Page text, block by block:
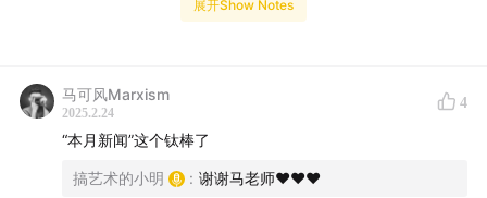
凯正式回归，老周团队（Light Lens Lab）计划复刻经典
国产胶片相机，推动本土胶片生态发展。
数码与胶片新机 ：📷 奥之心OM-3延续M43系统的轻便
展开Show Notes
马可风Marxism
2025.2.24
4
“本月新闻”这个钛棒了
搞艺术的小明 : 谢谢马老师❤️❤️❤️